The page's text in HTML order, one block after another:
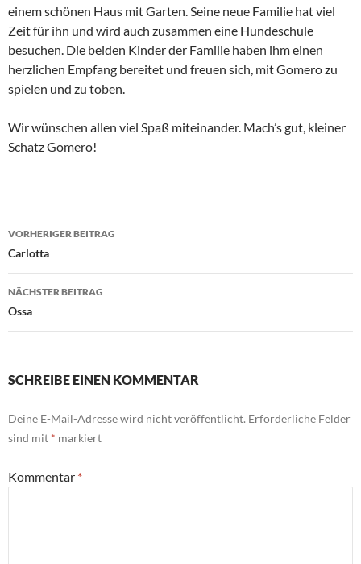
einem schönen Haus mit Garten. Seine neue Familie hat viel
Zeit für ihn und wird auch zusammen eine Hundeschule
besuchen. Die beiden Kinder der Familie haben ihm einen
herzlichen Empfang bereitet und freuen sich, mit Gomero zu
spielen und zu toben.
Wir wünschen allen viel Spaß miteinander. Mach’s gut, kleiner
Schatz Gomero!
Beitragsnavigation
VORHERIGER BEITRAG
Carlotta
NÄCHSTER BEITRAG
Ossa
SCHREIBE EINEN KOMMENTAR
Deine E-Mail-Adresse wird nicht veröffentlicht. Erforderliche Felder
sind mit * markiert
Kommentar *